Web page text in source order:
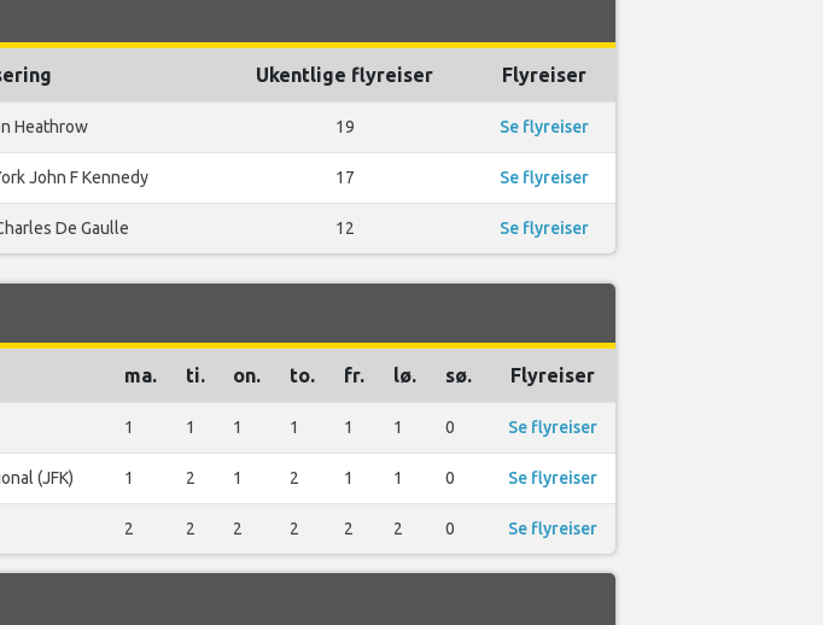
Ukentlige flyreiser Flyreiser
Heathrow 19 Se flyreiser
John F Kennedy 17 Se flyreiser
De Gaulle 12 Se flyreiser
ma. ti. on. to. fr. lø. sø. Flyreiser
1 1 1 1 1 1 0 Se flyreiser
(JFK) 1 2 1 2 1 1 0 Se flyreiser
2 2 2 2 2 2 0 Se flyreiser